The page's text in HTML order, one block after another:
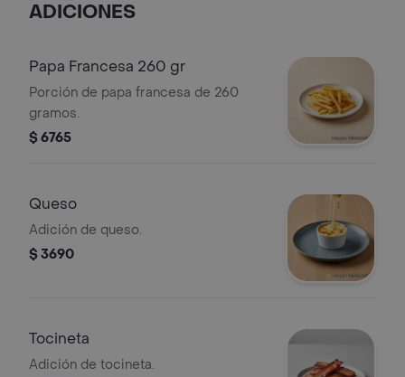
ADICIONES
Papa Francesa 260 gr
Porción de papa francesa de 260
gramos.
$ 6765
Queso
Adición de queso.
$ 3690
Tocineta
Adición de tocineta.